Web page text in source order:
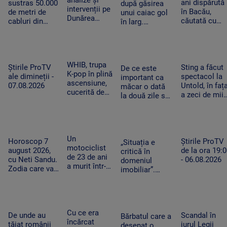
imposibile
sustras 50.000
de metri de
cabluri din
Dâmboviţa,
Ilfov şi Giurgiu
intervenții pe
Dunărea
după găsirea
unui caiac gol
în larg.
ani dispărută
în Bacău,
căutată cu
Știrile ProTV
ale dimineții -
07.08.2026
WHIB, trupa
K-pop în plină
ascensiune,
cucerită de
fermecătoare
decât ne
imaginam”
De ce este
important ca
măcar o dată
la două zile să
de o boală grea
Sting a făcut
spectacol la
Untold, în
a zeci de mii
limba română
Horoscop 7
august 2026,
cu Neti Sandu.
Zodia care va
Un
motociclist
de 23 de ani
a murit într-
iar vehiculul
nu era
„Situația e
critică în
domeniul
imobiliar”.
cauza
blocajului de la
Știrile ProTV
de la ora
- 06.08.2026
De unde au
tăiat românii
Cu ce era
încărcat
Bărbatul care a
Scandal în
jurul Legii